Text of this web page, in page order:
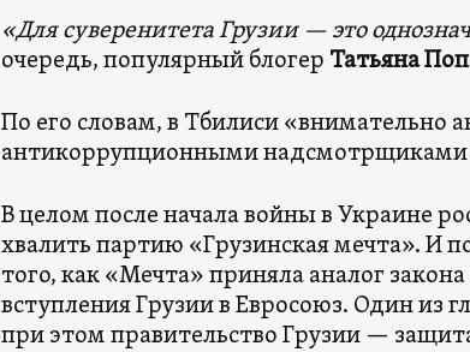
«Для суверенитета Грузии — это
очередь, популярный блогер Татьяна Поп
По его словам, в Тбилиси «внимательно
антикоррупционными надсмотрщиками
В целом после начала войны в Украине
хвалить партию «Грузинская мечта». И
того, как «Мечта» приняла аналог
вступления Грузии в Евросоюз. Один из
при этом правительство Грузии —